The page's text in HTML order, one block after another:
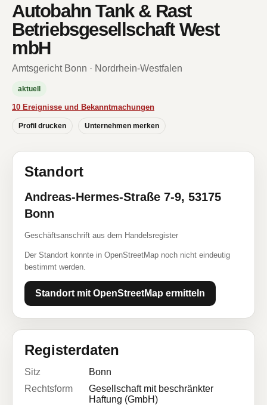
Autobahn Tank & Rast
Betriebsgesellschaft West
mbH
Amtsgericht Bonn · Nordrhein-Westfalen
aktuell
10 Ereignisse und Bekanntmachungen
Profil drucken Unternehmen merken
Standort
Andreas-Hermes-Straße 7-9, 53175
Bonn
Geschäftsanschrift aus dem Handelsregister
Der Standort konnte in OpenStreetMap noch nicht eindeutig
bestimmt werden.
Standort mit OpenStreetMap ermitteln
Registerdaten
Sitz
Bonn
Rechtsform
Gesellschaft mit beschränkter
Haftung (GmbH)